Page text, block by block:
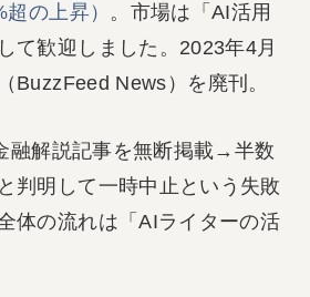
の上昇） 。市場は「AI活用
て歓迎しました。2023年4月
BuzzFeed News）を廃刊。
融解説記事を無断掲載→半数
判明して一時中止という失敗
体の流れは「AIライターの活